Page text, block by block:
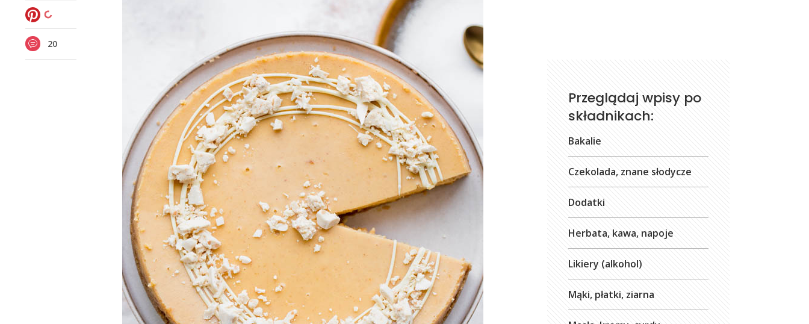
20
Przeglądaj wpisy po
składnikach:
Bakalie
Czekolada, znane słodycze
Dodatki
Herbata, kawa, napoje
Likiery (alkohol)
Mąki, płatki, ziarna